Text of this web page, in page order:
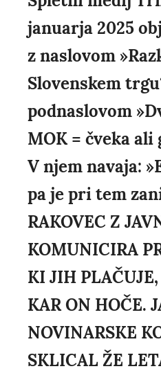
januarja 2025
z naslovom
Slovenskem
podnaslovom
MOK = čveka ali
V njem navaja:
pa je pri tem
RAKOVEC Z
KOMUNICIRA
KI JIH
KAR ON HOČE.
NOVINARSKE
SKLICAL ŽE